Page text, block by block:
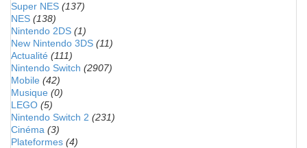
Super NES (137)
NES (138)
Nintendo 2DS (1)
New Nintendo 3DS (11)
Actualité (111)
Nintendo Switch (2907)
Mobile (42)
Musique (0)
LEGO (5)
Nintendo Switch 2 (231)
Cinéma (3)
Plateformes (4)